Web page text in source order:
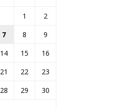
1
2
7 8
9
14 15
16
21 22
23
28 29
30